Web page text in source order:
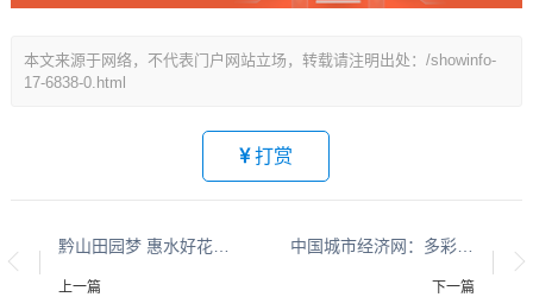
本文来源于网络，不代表门户网站立场，转载请注明出处：/showinfo-
17-6838-0.html
打赏
上一篇
中国城市经济网：多彩贵州 平安黔行系列报道之九十二
下一篇